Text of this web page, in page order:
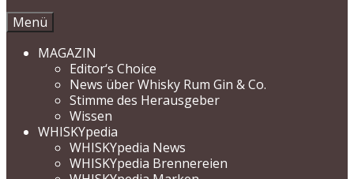
Menü
MAGAZIN
Editor‘s Choice
News über Whisky Rum Gin & Co.
Stimme des Herausgeber
Wissen
WHISKYpedia
WHISKYpedia News
WHISKYpedia Brennereien